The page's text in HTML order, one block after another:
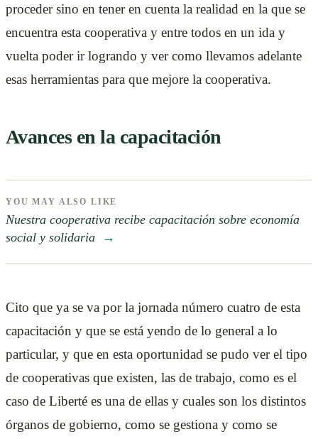
proceder sino en tener en cuenta la realidad en la que se
encuentra esta cooperativa y entre todos en un ida y
vuelta poder ir logrando y ver como llevamos adelante
esas herramientas para que mejore la cooperativa.
Avances en la capacitación
YOU MAY ALSO LIKE
Nuestra cooperativa recibe capacitación sobre economía
social y solidaria
→
Cito que ya se va por la jornada número cuatro de esta
capacitación y que se está yendo de lo general a lo
particular, y que en esta oportunidad se pudo ver el tipo
de cooperativas que existen, las de trabajo, como es el
caso de Liberté es una de ellas y cuales son los distintos
órganos de gobierno, como se gestiona y como se